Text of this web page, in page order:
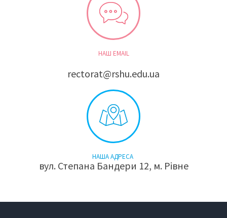
НАШ EMAIL
rectorat@rshu.edu.ua
НАША АДРЕСА
вул. Степана Бандери 12, м. Рівне